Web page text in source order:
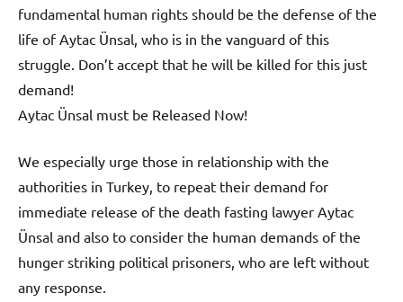
fundamental human rights should be the defense of the
life of Aytac Ünsal, who is in the vanguard of this
struggle. Don’t accept that he will be killed for this just
demand!
Aytac Ünsal must be Released Now!
We especially urge those in relationship with the
authorities in Turkey, to repeat their demand for
immediate release of the death fasting lawyer Aytac
Ünsal and also to consider the human demands of the
hunger striking political prisoners, who are left without
any response.